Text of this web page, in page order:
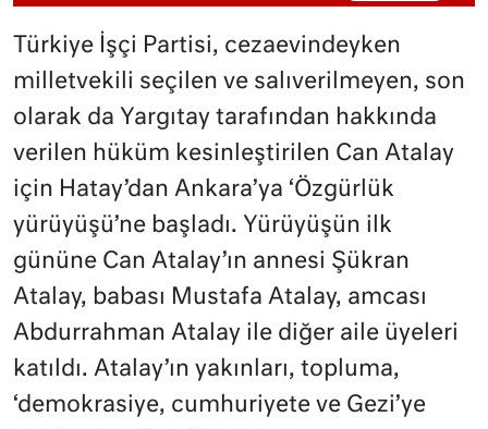
Türkiye İşçi Partisi, cezaevindeyken
milletvekili seçilen ve salıverilmeyen, son
olarak da Yargıtay tarafından hakkında
verilen hüküm kesinleştirilen Can Atalay
için Hatay’dan Ankara’ya ‘Özgürlük
yürüyüşü’ne başladı. Yürüyüşün ilk
gününe Can Atalay’ın annesi Şükran
Atalay, babası Mustafa Atalay, amcası
Abdurrahman Atalay ile diğer aile üyeleri
katıldı. Atalay’ın yakınları, topluma,
‘demokrasiye, cumhuriyete ve Gezi’ye